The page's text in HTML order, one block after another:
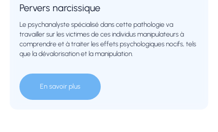
Pervers narcissique
Le psychanalyste spécialisé dans cette pathologie va
travailler sur les victimes de ces individus manipulateurs à
comprendre et à traiter les effets psychologiques nocifs, tels
que la dévalorisation et la manipulation.
En savoir plus